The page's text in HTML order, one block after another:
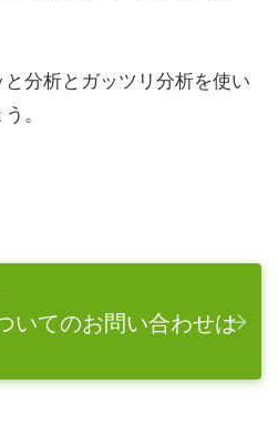
分析とガッツリ分析を使い
。
いてのお問い合わせは